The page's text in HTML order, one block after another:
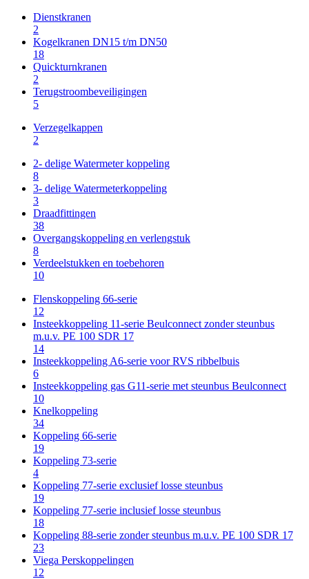
Dienstkranen
2
Kogelkranen DN15 t/m DN50
18
Quickturnkranen
2
Terugstroombeveiligingen
5
Verzegelkappen
2
2- delige Watermeter koppeling
8
3- delige Watermeterkoppeling
3
Draadfittingen
38
Overgangskoppeling en verlengstuk
8
Verdeelstukken en toebehoren
10
Flenskoppeling 66-serie
12
Insteekkoppeling 11-serie Beulconnect zonder steunbus
m.u.v. PE 100 SDR 17
14
Insteekkoppeling A6-serie voor RVS ribbelbuis
6
Insteekkoppeling gas G11-serie met steunbus Beulconnect
10
Knelkoppeling
34
Koppeling 66-serie
19
Koppeling 73-serie
4
Koppeling 77-serie exclusief losse steunbus
19
Koppeling 77-serie inclusief losse steunbus
18
Koppeling 88-serie zonder steunbus m.u.v. PE 100 SDR 17
23
Viega Perskoppelingen
12